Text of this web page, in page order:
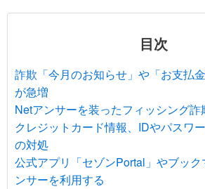
目次
詐欺「今月のお知らせ」や「お支払
が急増
Netアンサーを装ったフィッシング
クレジットカード情報、IDやパスワ
の対処
公式アプリ「セゾンPortal」やブッ
ンサーを利用する